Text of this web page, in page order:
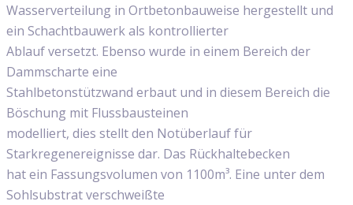
Wasserverteilung in Ortbetonbauweise hergestellt und
ein Schachtbauwerk als kontrollierter
Ablauf versetzt. Ebenso wurde in einem Bereich der
Dammscharte eine
Stahlbetonstützwand erbaut und in diesem Bereich die
Böschung mit Flussbausteinen
modelliert, dies stellt den Notüberlauf für
Starkregenereignisse dar. Das Rückhaltebecken
hat ein Fassungsvolumen von 1100m³. Eine unter dem
Sohlsubstrat verschweißte